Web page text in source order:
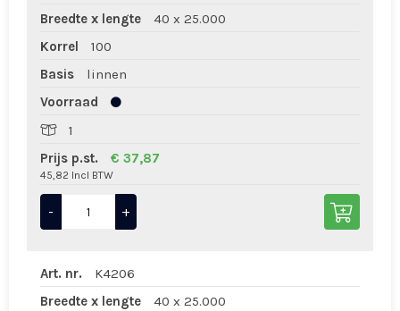
Breedte x lengte
40 x 25.000
Korrel
100
Basis
linnen
Voorraad
1
Prijs p.st.
€ 37,87
45,82 Incl BTW
- +
Art. nr.
K4206
Breedte x lengte
40 x 25.000